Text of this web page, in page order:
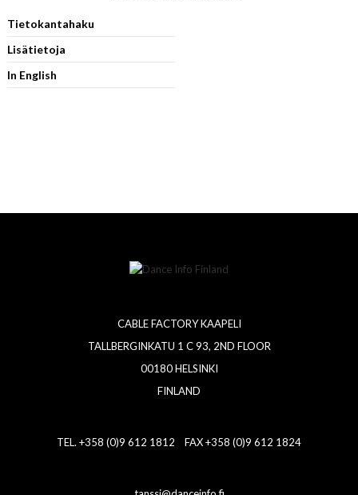
Tietokantahaku
Lisätietoja
In English
CABLE FACTORY KAAPELI
TALLBERGINKATU 1 C 93, 2ND FLOOR
00180 HELSINKI
FINLAND
TEL. +358 (0)9 612 1812 FAX +358 (0)9 612 1824